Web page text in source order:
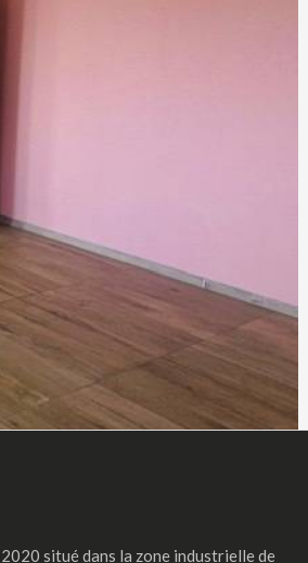
situé dans la zone industrielle de